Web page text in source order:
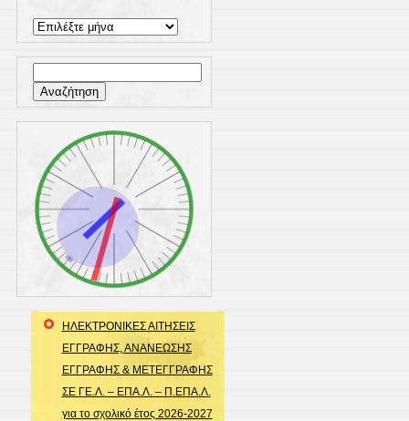
Ιστορικό
για:
ΗΛΕΚΤΡΟΝΙΚΕΣ ΑΙΤΗΣΕΙΣ
ΕΓΓΡΑΦΗΣ, ΑΝΑΝΕΩΣΗΣ
ΕΓΓΡΑΦΗΣ & ΜΕΤΕΓΓΡΑΦΗΣ
ΣΕ ΓΕ.Λ. – ΕΠΑ.Λ. – Π.ΕΠΑ.Λ.
για το σχολικό έτος 2026-2027